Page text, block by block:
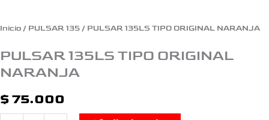
Inicio / PULSAR 135 / PULSAR 135LS TIPO ORIGINAL NARANJA
PULSAR 135LS TIPO ORIGINAL
NARANJA
$ 75.000